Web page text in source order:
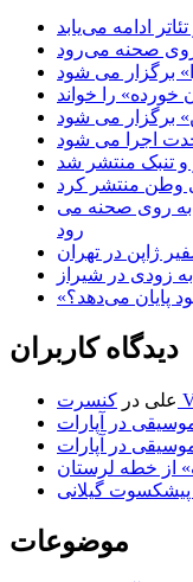
ادامه می‌یابد
صحنه می‌رود
برگزار می شود
خورده» را خواند
برگزار می شود
اجرا می شود
و تنبک منتشر شد
وطن منتشر کرد
به روی صحنه می
رود
ژاپن در تهران
زودی در شیراز
پایان می‌دهد؟
دیدگاه کاربران
علی در
در آپارات
در آپارات
از خطه لرستان
گیلانی
موضوعات